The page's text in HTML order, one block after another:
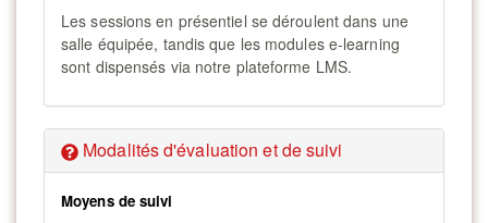
Les sessions en présentiel se déroulent dans une
salle équipée, tandis que les modules e-learning
sont dispensés via notre plateforme LMS.
Modalités d'évaluation et de suivi
Moyens de suivi